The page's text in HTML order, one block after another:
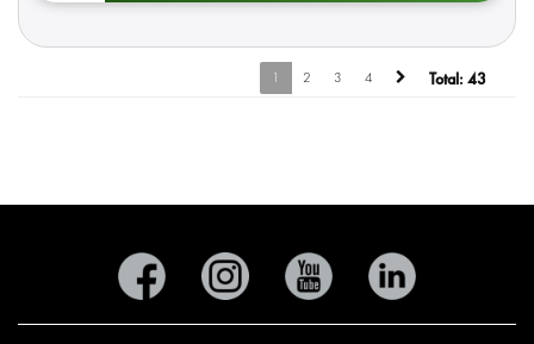
1 2 3 4 Total: 43